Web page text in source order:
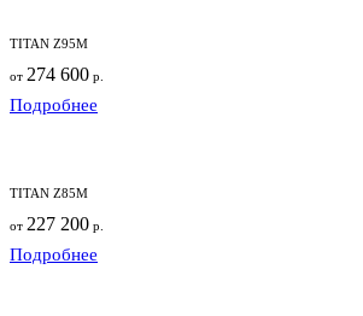
TITAN Z95M
от 274 600 р.
Подробнее
TITAN Z85M
от 227 200 р.
Подробнее